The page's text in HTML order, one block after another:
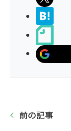
前の記事